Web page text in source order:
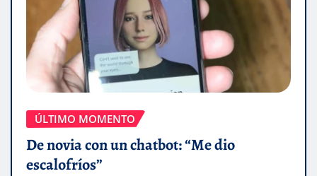
ÚLTIMO MOMENTO
De novia con un chatbot: “Me dio
escalofríos”